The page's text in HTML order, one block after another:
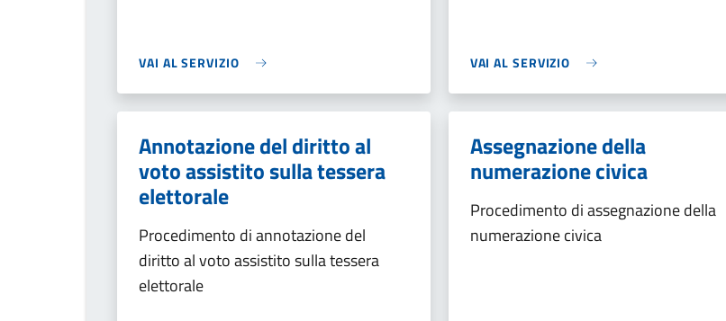
VAI AL SERVIZIO VAI AL SERVIZIO
Annotazione del diritto al
voto assistito sulla tessera
elettorale
Procedimento di annotazione del
diritto al voto assistito sulla tessera
elettorale
Assegnazione della
numerazione civica
Procedimento di assegnazione della
numerazione civica